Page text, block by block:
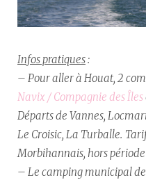
Infos pratiques:
– Pour aller à Houat, 2
Navix / Compagnie des Îles
Départs de Vannes,
Le Croisic, La Turballe.
Morbihannais, hors
– Le camping municipal